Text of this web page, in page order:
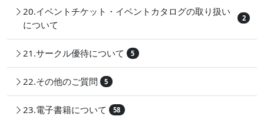
20.イベントチケット・イベントカタログの取り扱い
について
2
21.サークル優待について 5
22.その他のご質問 5
23.電子書籍について 58